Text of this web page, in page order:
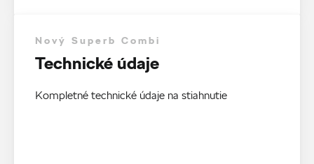
Nový Superb Combi
Technické údaje
Kompletné technické údaje na stiahnutie